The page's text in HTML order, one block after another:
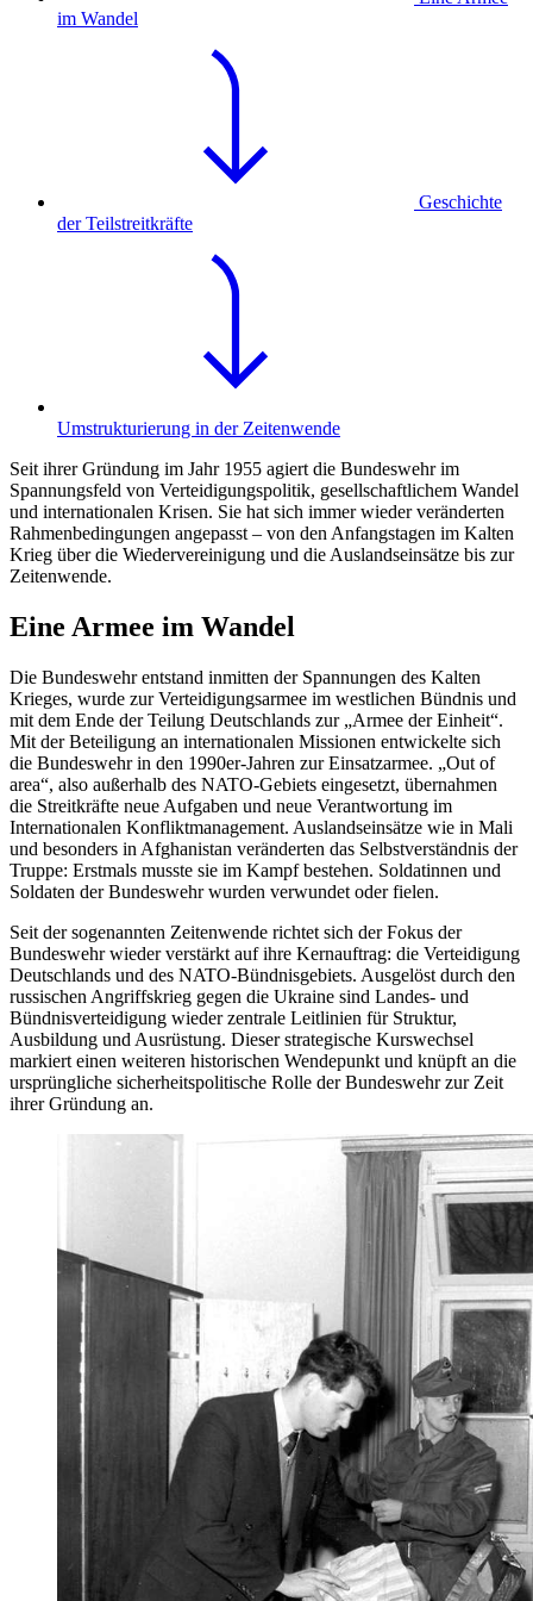
im Wandel
Geschichte
der Teilstreitkräfte
Umstrukturierung in der Zeitenwende
Seit ihrer Gründung im Jahr 1955 agiert die Bundeswehr im
Spannungsfeld von Verteidigungspolitik, gesellschaftlichem Wandel
und internationalen Krisen. Sie hat sich immer wieder veränderten
Rahmenbedingungen angepasst – von den Anfangstagen im Kalten
Krieg über die Wiedervereinigung und die Auslandseinsätze bis zur
Zeitenwende.
Eine Armee im Wandel
Die Bundeswehr entstand inmitten der Spannungen des Kalten
Krieges, wurde zur Verteidigungsarmee im westlichen Bündnis und
mit dem Ende der Teilung Deutschlands zur „Armee der Einheit“.
Mit der Beteiligung an internationalen Missionen entwickelte sich
die Bundeswehr in den 1990er-Jahren zur Einsatzarmee. „Out of
area“, also außerhalb des NATO-Gebiets eingesetzt, übernahmen
die Streitkräfte neue Aufgaben und neue Verantwortung im
Internationalen Konfliktmanagement. Auslandseinsätze wie in Mali
und besonders in Afghanistan veränderten das Selbstverständnis der
Truppe: Erstmals musste sie im Kampf bestehen. Soldatinnen und
Soldaten der Bundeswehr wurden verwundet oder fielen.
Seit der sogenannten Zeitenwende richtet sich der Fokus der
Bundeswehr wieder verstärkt auf ihre Kernauftrag: die Verteidigung
Deutschlands und des NATO-Bündnisgebiets. Ausgelöst durch den
russischen Angriffskrieg gegen die Ukraine sind Landes- und
Bündnisverteidigung wieder zentrale Leitlinien für Struktur,
Ausbildung und Ausrüstung. Dieser strategische Kurswechsel
markiert einen weiteren historischen Wendepunkt und knüpft an die
ursprüngliche sicherheitspolitische Rolle der Bundeswehr zur Zeit
ihrer Gründung an.